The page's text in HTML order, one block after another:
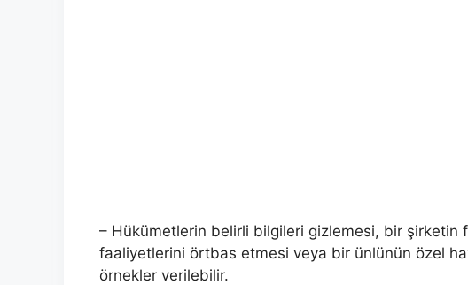
– Hükümetlerin belirli bilgileri gizlemesi, bir şirketin
faaliyetlerini örtbas etmesi veya bir ünlünün özel
örnekler verilebilir.